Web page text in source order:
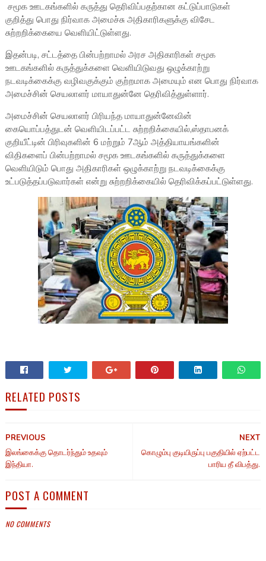
சமூக ஊடகங்களில் கருத்து தெரிவிப்பதற்கான கட்டுப்பாடுகள்
குறித்து பொது நிர்வாக அமைச்சு அதிகாரிகளுக்கு விசேட
சுற்றறிக்கையை வெளியிட்டுள்ளது.
இதன்படி, சட்டத்தை பின்பற்றாமல் அரச அதிகாரிகள் சமூக
ஊடகங்களில் கருத்துக்களை வெளியிடுவது ஒழுக்காற்று
நடவடிக்கைக்கு வழிவகுக்கும் குற்றமாக அமையும் என பொது நிர்வாக
அமைச்சின் செயலாளர் மாயாதுன்னே தெரிவித்துள்ளார்.
அமைச்சின் செயலாளர் பிரியந்த மாயாதுன்னேவின்
கையொப்பத்துடன் வெளியிடப்பட்ட சுற்றறிக்கையில்,ஸ்தாபனக்
குறியீட்டின் பிரிவுகளின் 6 மற்றும் 7ஆம் அத்தியாயங்களின்
விதிகளைப் பின்பற்றாமல் சமூக ஊடகங்களில் கருத்துக்களை
வெளியிடும் பொது அதிகாரிகள் ஒழுக்காற்று நடவடிக்கைக்கு
உட்படுத்தப்படுவார்கள் என்று சுற்றறிக்கையில் தெரிவிக்கப்பட்டுள்ளது.
RELATED POSTS
NEXT
கொழும்பு குடியிருப்பு பகுதியில் ஏற்பட்ட
பாரிய தீ விபத்து.
PREVIOUS
இலங்கைக்கு தொடர்ந்தும் உதவும்
இந்தியா.
POST A COMMENT
NO COMMENTS